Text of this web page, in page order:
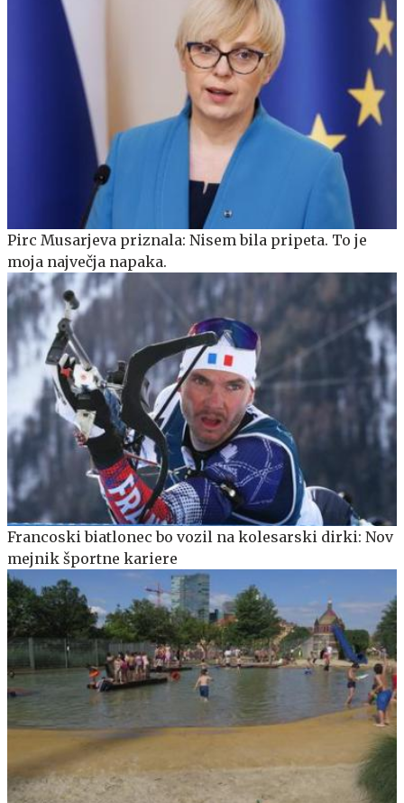
Pirc Musarjeva priznala: Nisem bila pripeta. To je
moja največja napaka.
Francoski biatlonec bo vozil na kolesarski dirki: Nov
mejnik športne kariere